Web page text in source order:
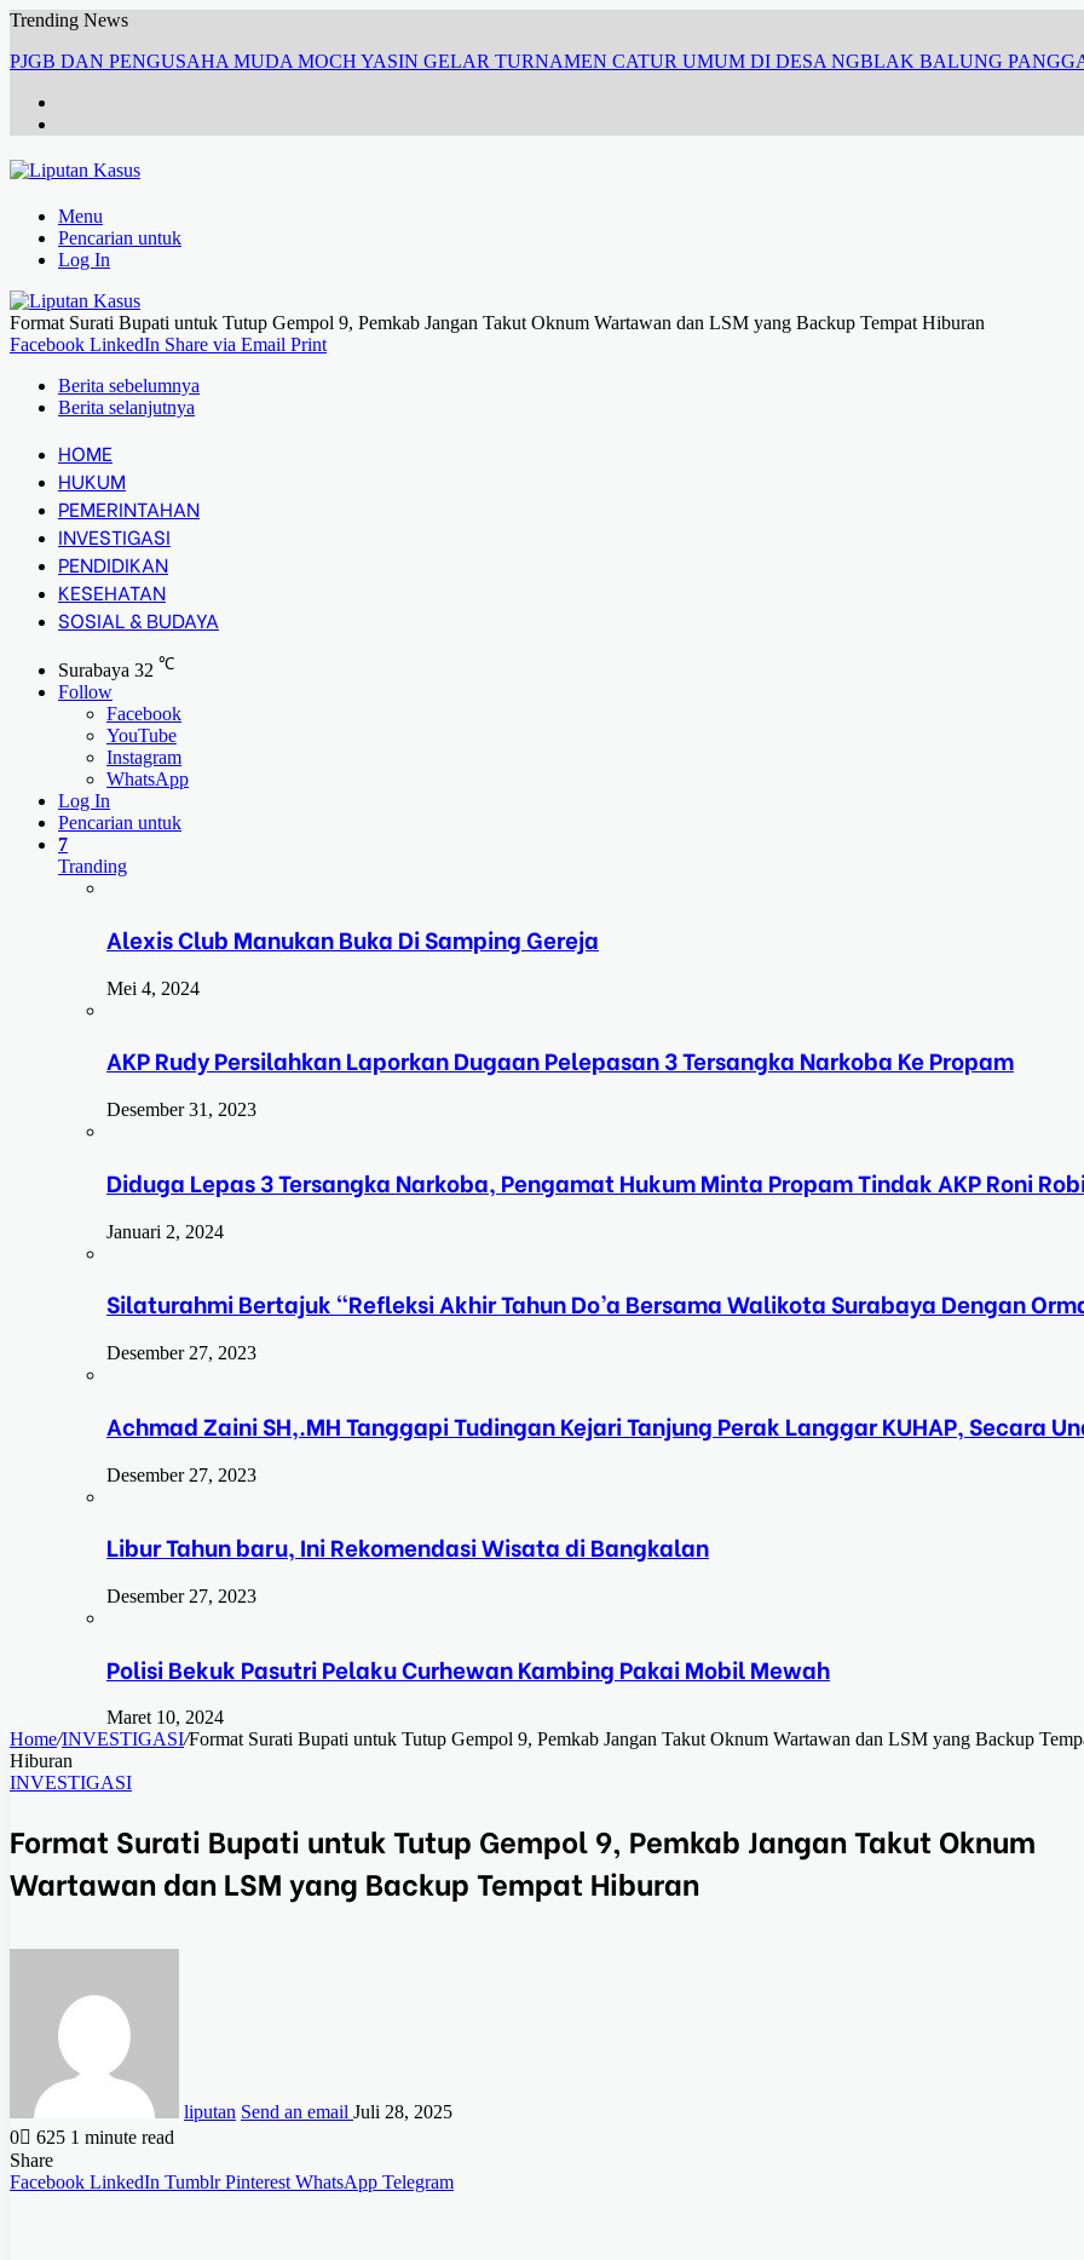
Trending News
PJGB DAN PENGUSAHA MUDA MOCH YASIN GELAR TURNAMEN CATUR UMUM DI DESA NGBLAK BALUNG
Menu
Pencarian untuk
Log In
Format Surati Bupati untuk Tutup Gempol 9, Pemkab Jangan Takut Oknum Wartawan dan LSM yang Backup Tempat Hiburan
Facebook LinkedIn Share via Email Print
Berita sebelumnya
Berita selanjutnya
HOME
HUKUM
PEMERINTAHAN
INVESTIGASI
PENDIDIKAN
KESEHATAN
SOSIAL & BUDAYA
Surabaya 32 ℃
Follow
Facebook
YouTube
Instagram
WhatsApp
Log In
Pencarian untuk
7
Tranding
Alexis Club Manukan Buka Di Samping Gereja
Mei 4, 2024
AKP Rudy Persilahkan Laporkan Dugaan Pelepasan 3 Tersangka Narkoba Ke Propam
Desember 31, 2023
Diduga Lepas 3 Tersangka Narkoba, Pengamat Hukum Minta Propam Tindak AKP Roni
Januari 2, 2024
Silaturahmi Bertajuk “Refleksi Akhir Tahun Do’a Bersama Walikota Surabaya Dengan
Desember 27, 2023
Achmad Zaini SH,.MH Tanggapi Tudingan Kejari Tanjung Perak Langgar KUHAP, Secara
Desember 27, 2023
Libur Tahun baru, Ini Rekomendasi Wisata di Bangkalan
Desember 27, 2023
Polisi Bekuk Pasutri Pelaku Curhewan Kambing Pakai Mobil Mewah
Maret 10, 2024
Home/INVESTIGASI/Format Surati Bupati untuk Tutup Gempol 9, Pemkab Jangan Takut Oknum Wartawan dan LSM yang Backup
Hiburan
INVESTIGASI
Format Surati Bupati untuk Tutup Gempol 9, Pemkab Jangan Takut Oknum
Wartawan dan LSM yang Backup Tempat Hiburan
liputan Send an email Juli 28, 2025
0
625 1 minute read
Share
Facebook LinkedIn Tumblr Pinterest WhatsApp Telegram